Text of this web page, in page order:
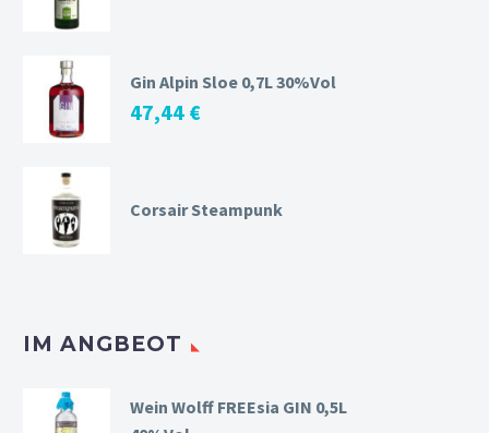
Gin Alpin Sloe 0,7L 30%Vol
47,44 €
Corsair Steampunk
IM ANGBEOT
Wein Wolff FREEsia GIN 0,5L